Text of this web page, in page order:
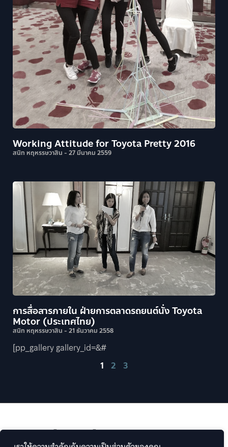
Working Attitude for Toyota Pretty 2016
สนิท หฤหรรษวาสิน 27 มีนาคม 2559
การสื่อสารภายใน ฝ่ายการตลาดรถยนต์นั่ง Toyota
Motor (ประเทศไทย)
สนิท หฤหรรษวาสิน 21 ธันวาคม 2558
[pp_gallery gallery_id=&#
1 2 3
สมัครรับบทความ